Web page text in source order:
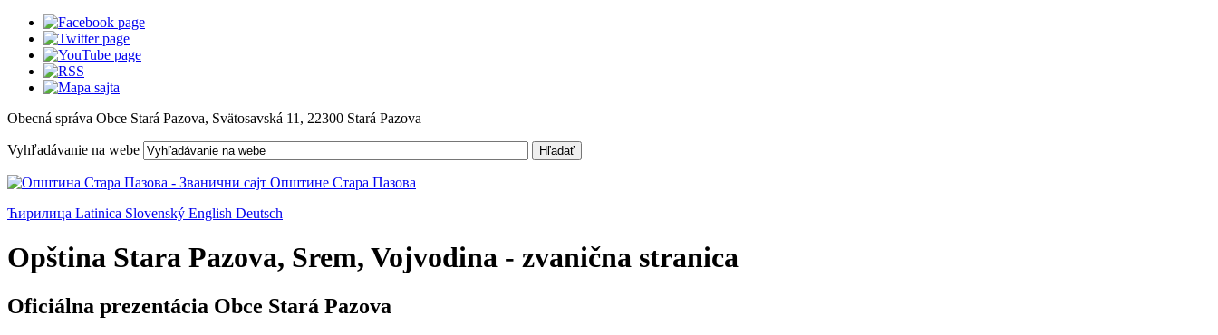
Obecná správa Obce Stará Pazova, Svätosavská 11, 22300 Stará Pazova
Vyhľadávanie na webe Hľadať
Ћирилица Latinica Slovenský English Deutsch
Opština Stara Pazova, Srem, Vojvodina - zvanična stranica
Oficiálna prezentácia Obce Stará Pazova